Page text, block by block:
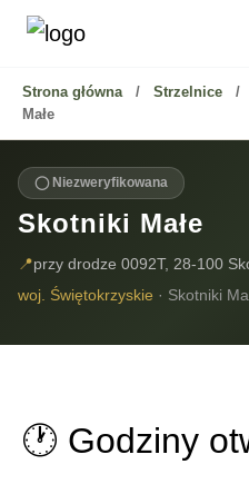
Przejdź
treści
Strona główna / Strzelnice /
Małe
◯ Niezweryfikowana
Skotniki Małe
📍przy drodze 0092T, 28-100
woj. Świętokrzyskie · Skotniki
🕐 Godziny